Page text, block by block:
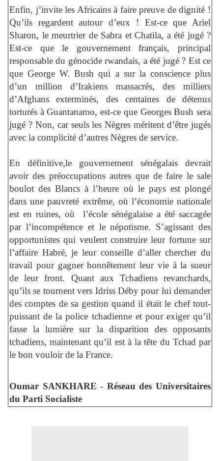
Enfin, j’invite les Africains à faire preuve de dignité !
Qu’ils regardent autour d’eux ! Est-ce que Ariel
Sharon, le meurtrier de Sabra et Chatila, a été jugé ?
Est-ce que le gouvernement français, principal
responsable du génocide rwandais, a été jugé ? Est ce
que George W. Bush qui a sur la conscience plus
d’un million d’Irakiens massacrés, des milliers
d’Afghans exterminés, des centaines de détenus
torturés à Guantanamo, est-ce que Georges Bush sera
jugé ? Non, car seuls les Nègres méritent d’être jugés
avec la complicité d’autres Nègres de service.
En définitive,le gouvernement sénégalais devrait
avoir des préoccupations autres que de faire le sale
boulot des Blancs à l’heure où le pays est plongé
dans une pauvreté extrême, où l’économie nationale
est en ruines, où l’école sénégalaise a été saccagée
par l’incompétence et le népotisme. S’agissant des
opportunistes qui veulent construire leur fortune sur
l’affaire Habré, je leur conseille d’aller chercher du
travail pour gagner honnêtement leur vie à la sueur
de leur front. Quant aux Tchadiens revanchards,
qu’ils se tournent vers Idriss Déby pour lui demander
des comptes de sa gestion quand il était le chef tout-
puissant de la police tchadienne et pour exiger qu’il
fasse la lumière sur la disparition des opposants
tchadiens, maintenant qu’il est à la tête du Tchad par
le bon vouloir de la France.
Oumar SANKHARE - Réseau des Universitaires
du Parti Socialiste